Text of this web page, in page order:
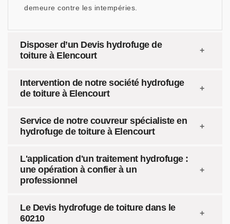
demeure contre les intempéries.
Disposer d’un Devis hydrofuge de
toiture à Elencourt
Intervention de notre société hydrofuge
de toiture à Elencourt
Service de notre couvreur spécialiste en
hydrofuge de toiture à Elencourt
L'application d'un traitement hydrofuge :
une opération à confier à un
professionnel
Le Devis hydrofuge de toiture dans le
60210